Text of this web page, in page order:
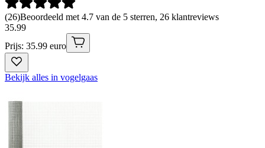
(26)Beoordeeld met 4.7 van de 5 sterren, 26 klantreviews
35.99
Prijs: 35.99 euro
Bekijk alles in vogelgaas